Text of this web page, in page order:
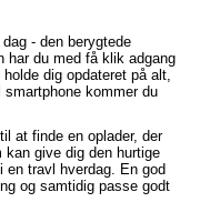
- den berygtede
har du med få klik adgang
dig opdateret på alt,
smartphone kommer du
at finde en oplader, der
give dig den hurtige
travl hverdag. En god
og samtidig passe godt